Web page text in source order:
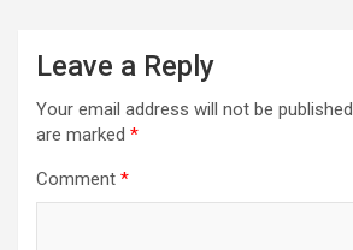
Leave a Reply
Your email address will not be published.
are marked *
Comment *